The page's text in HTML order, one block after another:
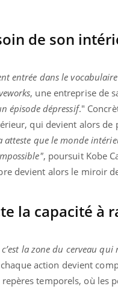
de son
entrée dans le
, une entreprise de
épisode dépressif."
qui devient alors
que le monde
, poursuit Kobe
devient alors le miroir
la capacité à
la zone du cerveau
action devient
temporels, où les